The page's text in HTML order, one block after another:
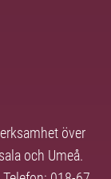
över
och Umeå.